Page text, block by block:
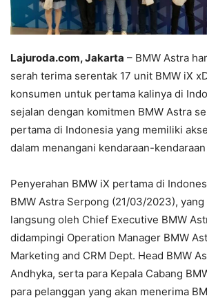
Lajuroda.com, Jakarta – BMW Astra
serah terima serentak 17 unit BMW iX
konsumen untuk pertama kalinya di
sejalan dengan komitmen BMW Astra
pertama di Indonesia yang memiliki
dalam menangani kendaraan-kendaraan
Penyerahan BMW iX pertama di
BMW Astra Serpong (21/03/2023),
langsung oleh Chief Executive BMW
didampingi Operation Manager BMW
Marketing and CRM Dept. Head BMW
Andhyka, serta para Kepala Cabang
para pelanggan yang akan menerima